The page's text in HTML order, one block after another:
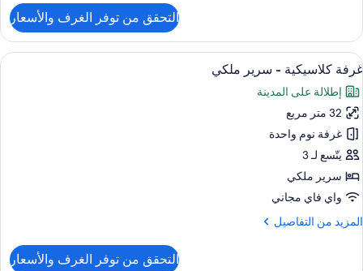
غرفة
كلاسيكية
التحقق من توفر الغرف والأسعار
استعراض
جميع
صور
غرفة
كلاسيكية
-
سرير
ملكي
9
غرفة كلاسيكية - سرير ملكي
إطلالة على المدينة
32 متر مربع
غرفة نوم واحدة
يتّسع لـ 3
سرير ملكي
واي فاي مجاني
المزيد من التفاصيل
المزيد
التحقق من توفر الغرف والأسعار